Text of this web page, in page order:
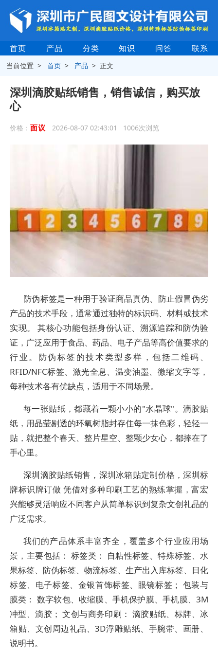
首页 产品 分类 知识 问答 联系
当前位置 >首页 > 产品 > 正文
深圳滴胶贴纸销售，销售诚信，购买放
心
价格： 面议 2026-08-07 02:43:01 1006次浏览
防伪标签是一种用于验证商品真伪、防止假冒伪劣
产品的技术手段，通常通过独特的标识码、材料或技术
实现。 其核心功能包括身份认证、溯源追踪和防伪验
证，广泛应用于食品、药品、电子产品等高价值要求的
行业。防伪标签的技术类型多样，包括二维码、
RFID/NFC标签、激光全息、温变油墨、微缩文字等，
每种技术各有优缺点，适用于不同场景。
每一张贴纸，都藏着一颗小小的"水晶球"。滴胶贴
纸，用晶莹剔透的环氧树脂封存住每一抹色彩，轻轻一
贴，就把整个春天、整片星空、整颗少女心，都捧在了
手心里。
深圳滴胶贴纸销售，深圳冰箱贴定制价格，深圳标
牌标识牌订做 凭借对多种印刷工艺的熟练掌握，富宏
兴能够灵活响应不同客户从简单标识到复杂文创礼品的
广泛需求。
我们的产品体系丰富齐全，覆盖多个行业应用场
景，主要包括： 标签类： 自粘性标签、特殊标签、水
果标签、防伪标签、物流标签、生产出入库标签、日化
标签、电子标签、金银首饰标签、眼镜标签； 包装与
膜类： 数字软包、收缩膜、手机保护膜、手机膜、3M
冲型、滴胶； 文创与商务印刷： 滴胶贴纸、标牌、冰
箱贴、文创周边礼品、3D浮雕贴纸、手腕带、画册、
说明书。